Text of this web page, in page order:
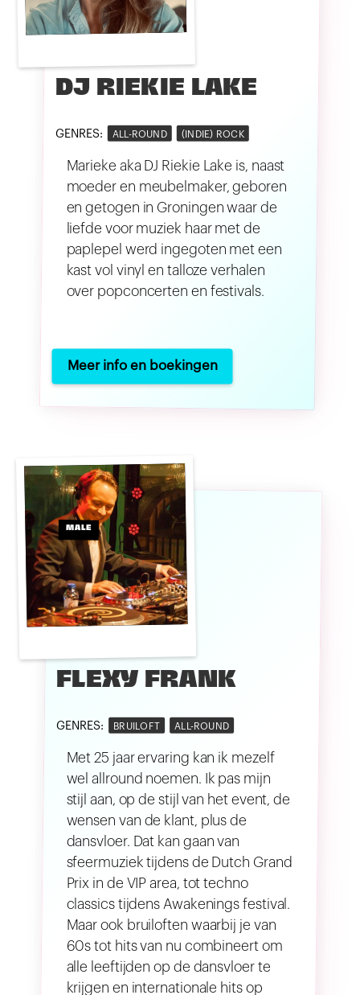
DJ RIEKIE LAKE
GENRES: ALL-ROUND (INDIE) ROCK
Marieke aka DJ Riekie Lake is, naast
moeder en meubelmaker, geboren
en getogen in Groningen waar de
liefde voor muziek haar met de
paplepel werd ingegoten met een
kast vol vinyl en talloze verhalen
over popconcerten en festivals.
Meer info en boekingen
FLEXY FRANK
GENRES: BRUILOFT ALL-ROUND
Met 25 jaar ervaring kan ik mezelf
wel allround noemen. Ik pas mijn
stijl aan, op de stijl van het event, de
wensen van de klant, plus de
dansvloer. Dat kan gaan van
sfeermuziek tijdens de Dutch Grand
Prix in de VIP area, tot techno
classics tijdens Awakenings festival.
Maar ook bruiloften waarbij je van
60s tot hits van nu combineert om
alle leeftijden op de dansvloer te
krijgen en internationale hits op
MALE